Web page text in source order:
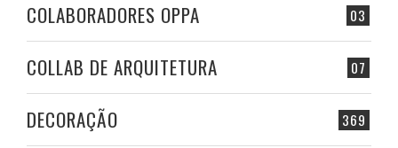
03
COLABORADORES OPPA
07
COLLAB DE ARQUITETURA
369
DECORAÇÃO